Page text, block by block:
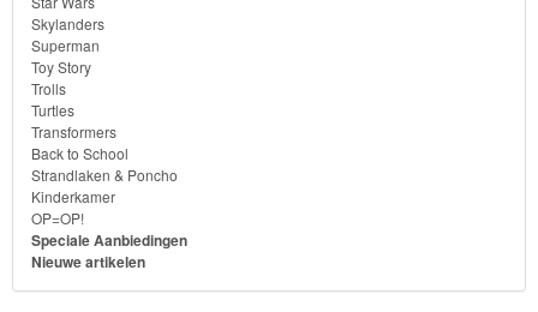
Skylanders
Superman
Toy
Story
Trolls
Turtles
Skylanders
Superman
Toy Story
Trolls
Turtles
Transformers
Back to School
Strandlaken & Poncho
Kinderkamer
OP=OP!
Speciale Aanbiedingen
Nieuwe artikelen